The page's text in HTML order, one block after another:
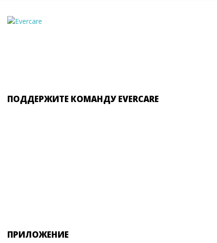
ПОДДЕРЖИТЕ КОМАНДУ EVERCARE
ПРИЛОЖЕНИЕ